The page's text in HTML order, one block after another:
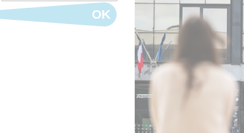
OK